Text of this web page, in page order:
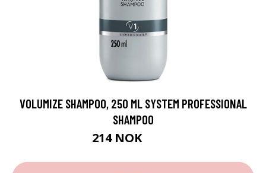
VOLUMIZE SHAMPOO, 250 ML SYSTEM PROFESSIONAL
SHAMPOO
214 NOK